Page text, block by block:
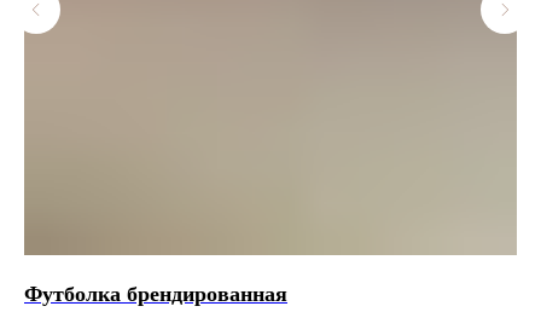
Футболка брендированная